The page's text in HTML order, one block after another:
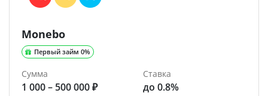
Monebo
Первый займ 0%
Сумма
1 000 – 500 000 ₽
Ставка
до 0.8%